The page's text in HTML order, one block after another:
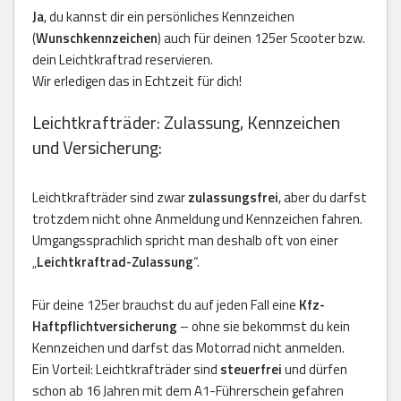
Ja, du kannst dir ein persönliches Kennzeichen
(Wunschkennzeichen) auch für deinen 125er Scooter bzw.
dein Leichtkraftrad reservieren.
Wir erledigen das in Echtzeit für dich!
Leichtkrafträder: Zulassung, Kennzeichen
und Versicherung:
Leichtkrafträder sind zwarzulassungsfrei, aber du darfst
trotzdem nicht ohne Anmeldung und Kennzeichen fahren.
Umgangssprachlich spricht man deshalb oft von einer
„Leichtkraftrad-Zulassung“.
Für deine 125er brauchst du auf jeden Fall eine Kfz-
Haftpflichtversicherung – ohne sie bekommst du kein
Kennzeichen und darfst das Motorrad nicht anmelden.
Ein Vorteil: Leichtkrafträder sind steuerfreiund dürfen
schon ab 16 Jahren mit dem A1-Führerschein gefahren